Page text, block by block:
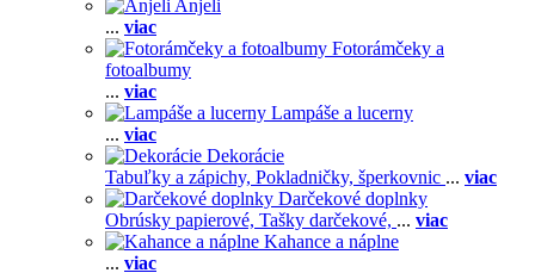
Anjeli
... viac
Fotorámčeky a
fotoalbumy
... viac
Lampáše a lucerny
... viac
Dekorácie
Tabuľky a zápichy, Pokladničky, šperkovnic ... viac
Darčekové doplnky
Obrúsky papierové, Tašky darčekové, ... viac
Kahance a náplne
... viac